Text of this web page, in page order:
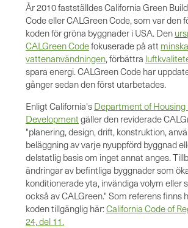
År 2010 fastställdes California Green
Code eller CALGreen Code, som var den
koden för gröna byggnader i USA. Den
CALGreen Codefokuserade på att minska
vattenanvändningen, förbättra
spara energi. CALGreen Code har
gånger sedan den först utarbetades.
Enligt California's Department of
Development gäller den reviderade
"planering, design, drift, konstruktion,
beläggning av varje nyuppförd byggnad
delstatlig basis om inget annat anges.
ändringar av befintliga byggnader som
konditionerade yta, invändiga volym eller
också av CALGreen." Som referens finns
koden tillgänglig här:California Code of
24, del 11.